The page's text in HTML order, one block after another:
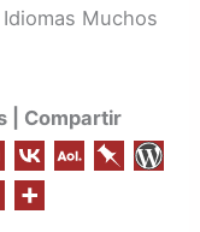
Muchos
| Compartir